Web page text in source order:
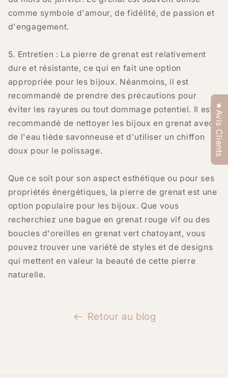
comme symbole d'amour, de fidélité, de passion et
d'engagement.
5. Entretien : La pierre de grenat est relativement
dure et résistante, ce qui en fait une option
appropriée pour les bijoux. Néanmoins, il est
recommandé de prendre des précautions pour
éviter les rayures ou tout dommage potentiel. Il est
recommandé de nettoyer les bijoux en grenat avec
de l'eau tiède savonneuse et d'utiliser un chiffon
doux pour le polissage.
Que ce soit pour son aspect esthétique ou pour ses
propriétés énergétiques, la pierre de grenat est une
option populaire pour les bijoux. Que vous
recherchiez une bague en grenat rouge vif ou des
boucles d'oreilles en grenat vert chatoyant, vous
pouvez trouver une variété de styles et de designs
qui mettent en valeur la beauté de cette pierre
naturelle.
Retour au blog
★Avis Clients